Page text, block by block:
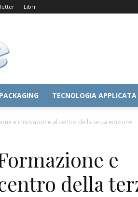
Libri
PACKAGING TECNOLOGIA APPLICATA
e innovazione al centro della terza edizione
e
della